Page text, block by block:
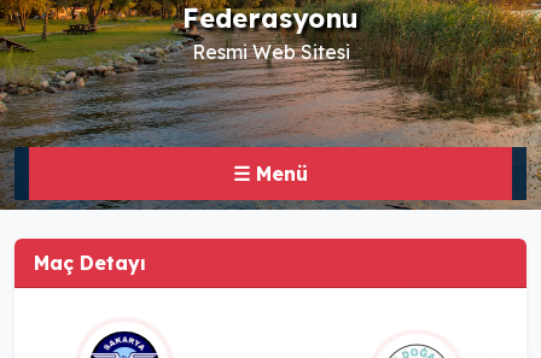
Federasyonu
Resmi Web Sitesi
☰ Menü
Maç Detayı